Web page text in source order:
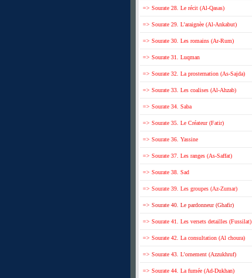
=> Sourate 28. Le récit (Al-Qasas)
=> Sourate 29. L'araignèe (Al-Ankabut)
=> Sourate 30. Les romains (Ar-Rum)
=> Sourate 31. Luqman
=> Sourate 32. La prosternation (As-Sajda)
=> Sourate 33. Les coalises (Al-Ahzab)
=> Sourate 34. Saba
=> Sourate 35. Le Créateur (Fatir)
=> Sourate 36. Yassine
=> Sourate 37. Les ranges (As-Saffat)
=> Sourate 38. Sad
=> Sourate 39. Les groupes (Az-Zumar)
=> Sourate 40. Le pardonneur (Ghafir)
=> Sourate 41. Les versets detailles (Fussilat)
=> Sourate 42. La consultation (Al choura)
=> Sourate 43. L'ornement (Azzukhruf)
=> Sourate 44. La fumée (Ad-Dukhan)